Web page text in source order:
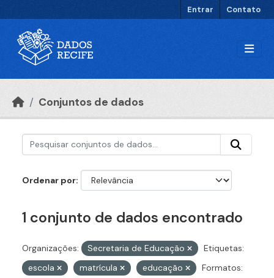
Entrar Contato
Conjuntos de dados
Ordenar por
1 conjunto de dados encontrado
Organizações: Secretaria de Educação
Etiquetas:
escola
matrícula educação
Formatos: